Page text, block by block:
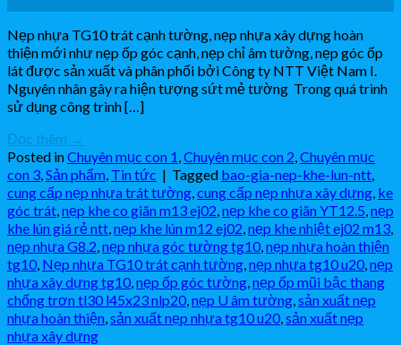
Nẹp nhựa TG10 trát cạnh tường, nẹp nhựa xây dựng hoàn
thiện mới như nẹp ốp góc cạnh, nẹp chỉ âm tường, nẹp góc ốp
lát được sản xuất và phân phối bởi Công ty NTT Việt Nam I.
Nguyên nhân gây ra hiện tượng sứt mẻ tường Trong quá trình
sử dụng công trình […]
Đọc thêm →
Posted inChuyên mục con 1,Chuyên mục con 2,Chuyên mục
con 3,Sản phẩm, Tin tức | Tagged bao-gia-nep-khe-lun-ntt,
cung cấp nẹp nhựa trát tường,cung cấp nẹp nhựa xây dựng, ke
góc trát,nẹp khe co giãn m13 ej02,nẹp khe co giãn YT12.5,nẹp
khe lún giá rẻ ntt,nẹp khe lún m12 ej02,nẹp khe nhiệt ej02 m13,
nẹp nhựa G8.2,nẹp nhựa góc tường tg10,nẹp nhựa hoàn thiện
tg10, Nẹp nhựa TG10 trát cạnh tường,nẹp nhựa tg10 u20,nẹp
nhựa xây dựng tg10,nẹp ốp góc tường,nẹp ốp mũi bậc thang
chống trơn tl30 l45x23 nlp20,nẹp U âm tường,sản xuất nẹp
nhựa hoàn thiện,sản xuất nẹp nhựa tg10 u20,sản xuất nẹp
nhựa xây dựng